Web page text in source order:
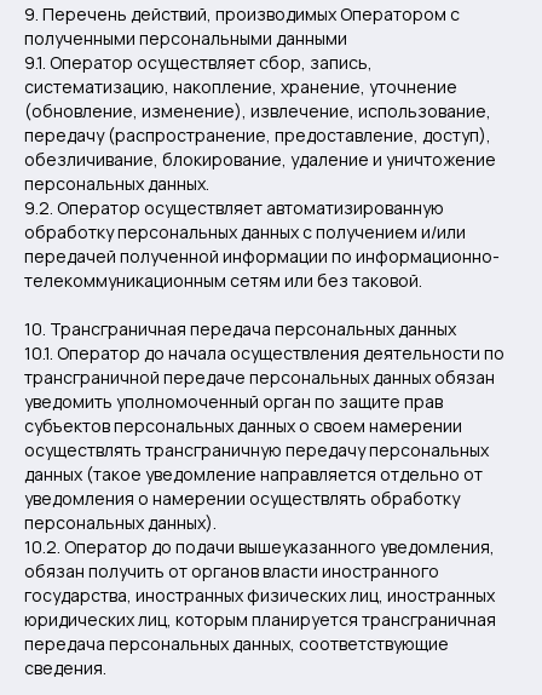
9. Перечень действий, производимых Оператором с
полученными персональными данными
9.1. Оператор осуществляет сбор, запись,
систематизацию, накопление, хранение, уточнение
(обновление, изменение), извлечение, использование,
передачу (распространение, предоставление, доступ),
обезличивание, блокирование, удаление и уничтожение
персональных данных.
9.2. Оператор осуществляет автоматизированную
обработку персональных данных с получением и/или
передачей полученной информации по информационно-
телекоммуникационным сетям или без таковой.
10. Трансграничная передача персональных данных
10.1. Оператор до начала осуществления деятельности по
трансграничной передаче персональных данных обязан
уведомить уполномоченный орган по защите прав
субъектов персональных данных о своем намерении
осуществлять трансграничную передачу персональных
данных (такое уведомление направляется отдельно от
уведомления о намерении осуществлять обработку
персональных данных).
10.2. Оператор до подачи вышеуказанного уведомления,
обязан получить от органов власти иностранного
государства, иностранных физических лиц, иностранных
юридических лиц, которым планируется трансграничная
передача персональных данных, соответствующие
сведения.